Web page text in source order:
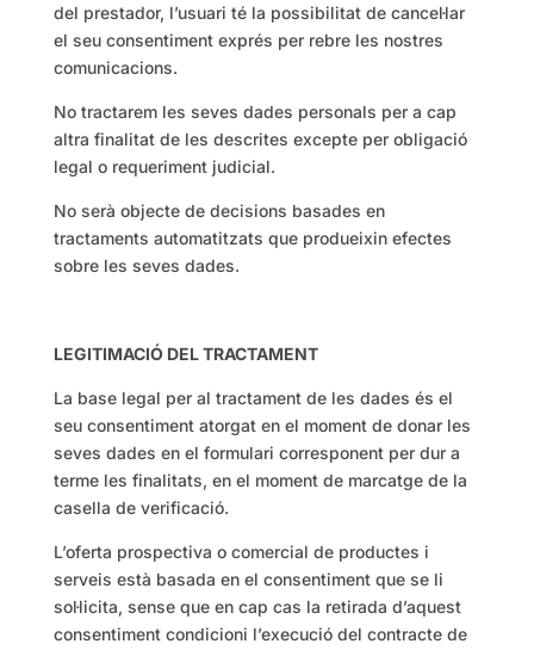
del prestador, l’usuari té la possibilitat de cancel·lar
el seu consentiment exprés per rebre les nostres
comunicacions.
No tractarem les seves dades personals per a cap
altra finalitat de les descrites excepte per obligació
legal o requeriment judicial.
No serà objecte de decisions basades en
tractaments automatitzats que produeixin efectes
sobre les seves dades.
LEGITIMACIÓ DEL TRACTAMENT
La base legal per al tractament de les dades és el
seu consentiment atorgat en el moment de donar les
seves dades en el formulari corresponent per dur a
terme les finalitats, en el moment de marcatge de la
casella de verificació.
L’oferta prospectiva o comercial de productes i
serveis està basada en el consentiment que se li
sol·licita, sense que en cap cas la retirada d’aquest
consentiment condicioni l’execució del contracte de